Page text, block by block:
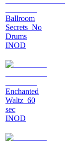
Ballroom
Secrets_No
Drums
INOD
Enchanted
Waltz_60
sec
INOD